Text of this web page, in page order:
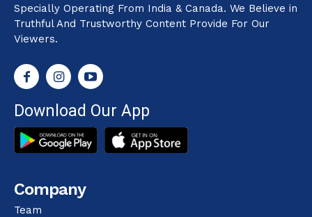
Specially Operating From India & Canada. We Believe in
Truthful And Trustworthy Content Provide For Our
Viewers.
Download Our App
Company
Team